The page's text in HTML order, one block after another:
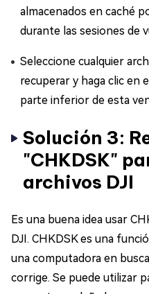
almacenados en caché
durante las sesiones de
Seleccione cualquier
recuperar y haga clic en
parte inferior de esta
Solución 3:
"CHKDSK"
archivos DJI
Es una buena idea usar
DJI. CHKDSK es una
una computadora en
corrige. Se puede utilizar